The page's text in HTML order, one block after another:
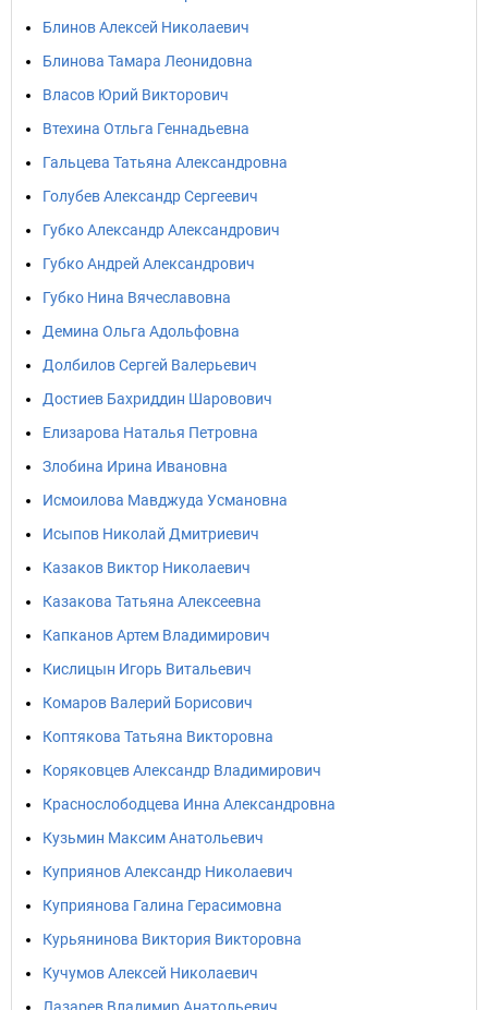
Блинов Алексей Николаевич
Блинова Тамара Леонидовна
Власов Юрий Викторович
Втехина Отльга Геннадьевна
Гальцева Татьяна Александровна
Голубев Александр Сергеевич
Губко Александр Александрович
Губко Андрей Александрович
Губко Нина Вячеславовна
Демина Ольга Адольфовна
Долбилов Сергей Валерьевич
Достиев Бахриддин Шаровович
Елизарова Наталья Петровна
Злобина Ирина Ивановна
Исмоилова Мавджуда Усмановна
Исыпов Николай Дмитриевич
Казаков Виктор Николаевич
Казакова Татьяна Алексеевна
Капканов Артем Владимирович
Кислицын Игорь Витальевич
Комаров Валерий Борисович
Коптякова Татьяна Викторовна
Коряковцев Александр Владимирович
Краснослободцева Инна Александровна
Кузьмин Максим Анатольевич
Куприянов Александр Николаевич
Куприянова Галина Герасимовна
Курьянинова Виктория Викторовна
Кучумов Алексей Николаевич